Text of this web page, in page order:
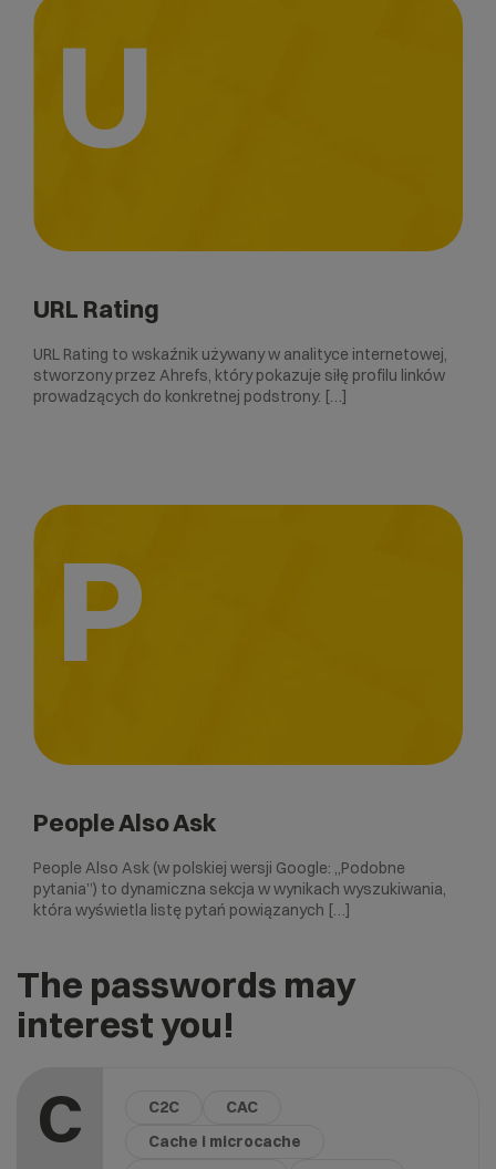
U
URL Rating
URL Rating to wskaźnik używany w analityce internetowej,
stworzony przez Ahrefs, który pokazuje siłę profilu linków
prowadzących do konkretnej podstrony. […]
P
People Also Ask
People Also Ask (w polskiej wersji Google: „Podobne
pytania”) to dynamiczna sekcja w wynikach wyszukiwania,
która wyświetla listę pytań powiązanych […]
The passwords may
interest you!
C C2C
CAC
Cache i microcache